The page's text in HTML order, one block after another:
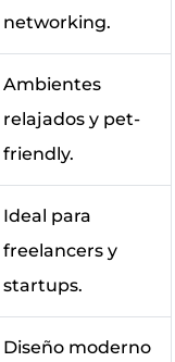
networking.
Ambientes
relajados y pet-
friendly.
Ideal para
freelancers y
startups.
Diseño moderno